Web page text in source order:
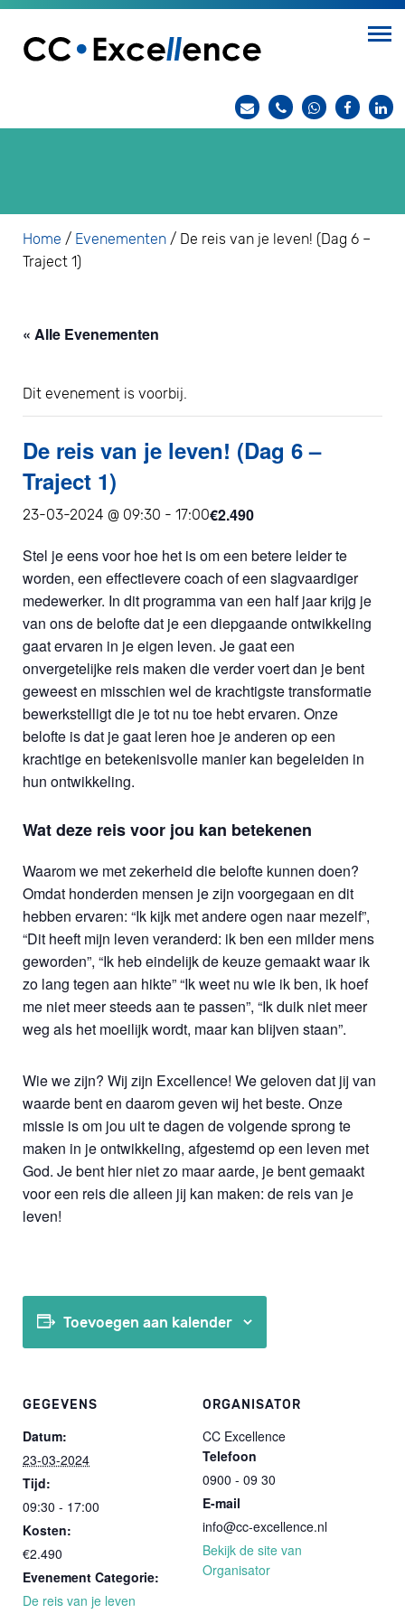
Home / Evenementen / De reis van je leven! (Dag 6 –
Traject 1)
« Alle Evenementen
Dit evenement is voorbij.
De reis van je leven! (Dag 6 –
Traject 1)
23-03-2024 @ 09:30 - 17:00€2.490
Stel je eens voor hoe het is om een betere leider te
worden, een effectievere coach of een slagvaardiger
medewerker. In dit programma van een half jaar krijg je
van ons de belofte dat je een diepgaande ontwikkeling
gaat ervaren in je eigen leven. Je gaat een
onvergetelijke reis maken die verder voert dan je bent
geweest en misschien wel de krachtigste transformatie
bewerkstelligt die je tot nu toe hebt ervaren. Onze
belofte is dat je gaat leren hoe je anderen op een
krachtige en betekenisvolle manier kan begeleiden in
hun ontwikkeling.
Wat deze reis voor jou kan betekenen
Waarom we met zekerheid die belofte kunnen doen?
Omdat honderden mensen je zijn voorgegaan en dit
hebben ervaren: “Ik kijk met andere ogen naar mezelf”,
“Dit heeft mijn leven veranderd: ik ben een milder mens
geworden”, “Ik heb eindelijk de keuze gemaakt waar ik
zo lang tegen aan hikte” “Ik weet nu wie ik ben, ik hoef
me niet meer steeds aan te passen”, “Ik duik niet meer
weg als het moeilijk wordt, maar kan blijven staan”.
Wie we zijn? Wij zijn Excellence! We geloven dat jij van
waarde bent en daarom geven wij het beste. Onze
missie is om jou uit te dagen de volgende sprong te
maken in je ontwikkeling, afgestemd op een leven met
God. Je bent hier niet zo maar aarde, je bent gemaakt
voor een reis die alleen jij kan maken: de reis van je
leven!
Toevoegen aan kalender
GEGEVENS
Datum:
23-03-2024
Tijd:
09:30 - 17:00
Kosten:
€2.490
Evenement Categorie:
De reis van je leven
ORGANISATOR
CC Excellence
Telefoon
0900 - 09 30
E-mail
info@cc-excellence.nl
Bekijk de site van
Organisator